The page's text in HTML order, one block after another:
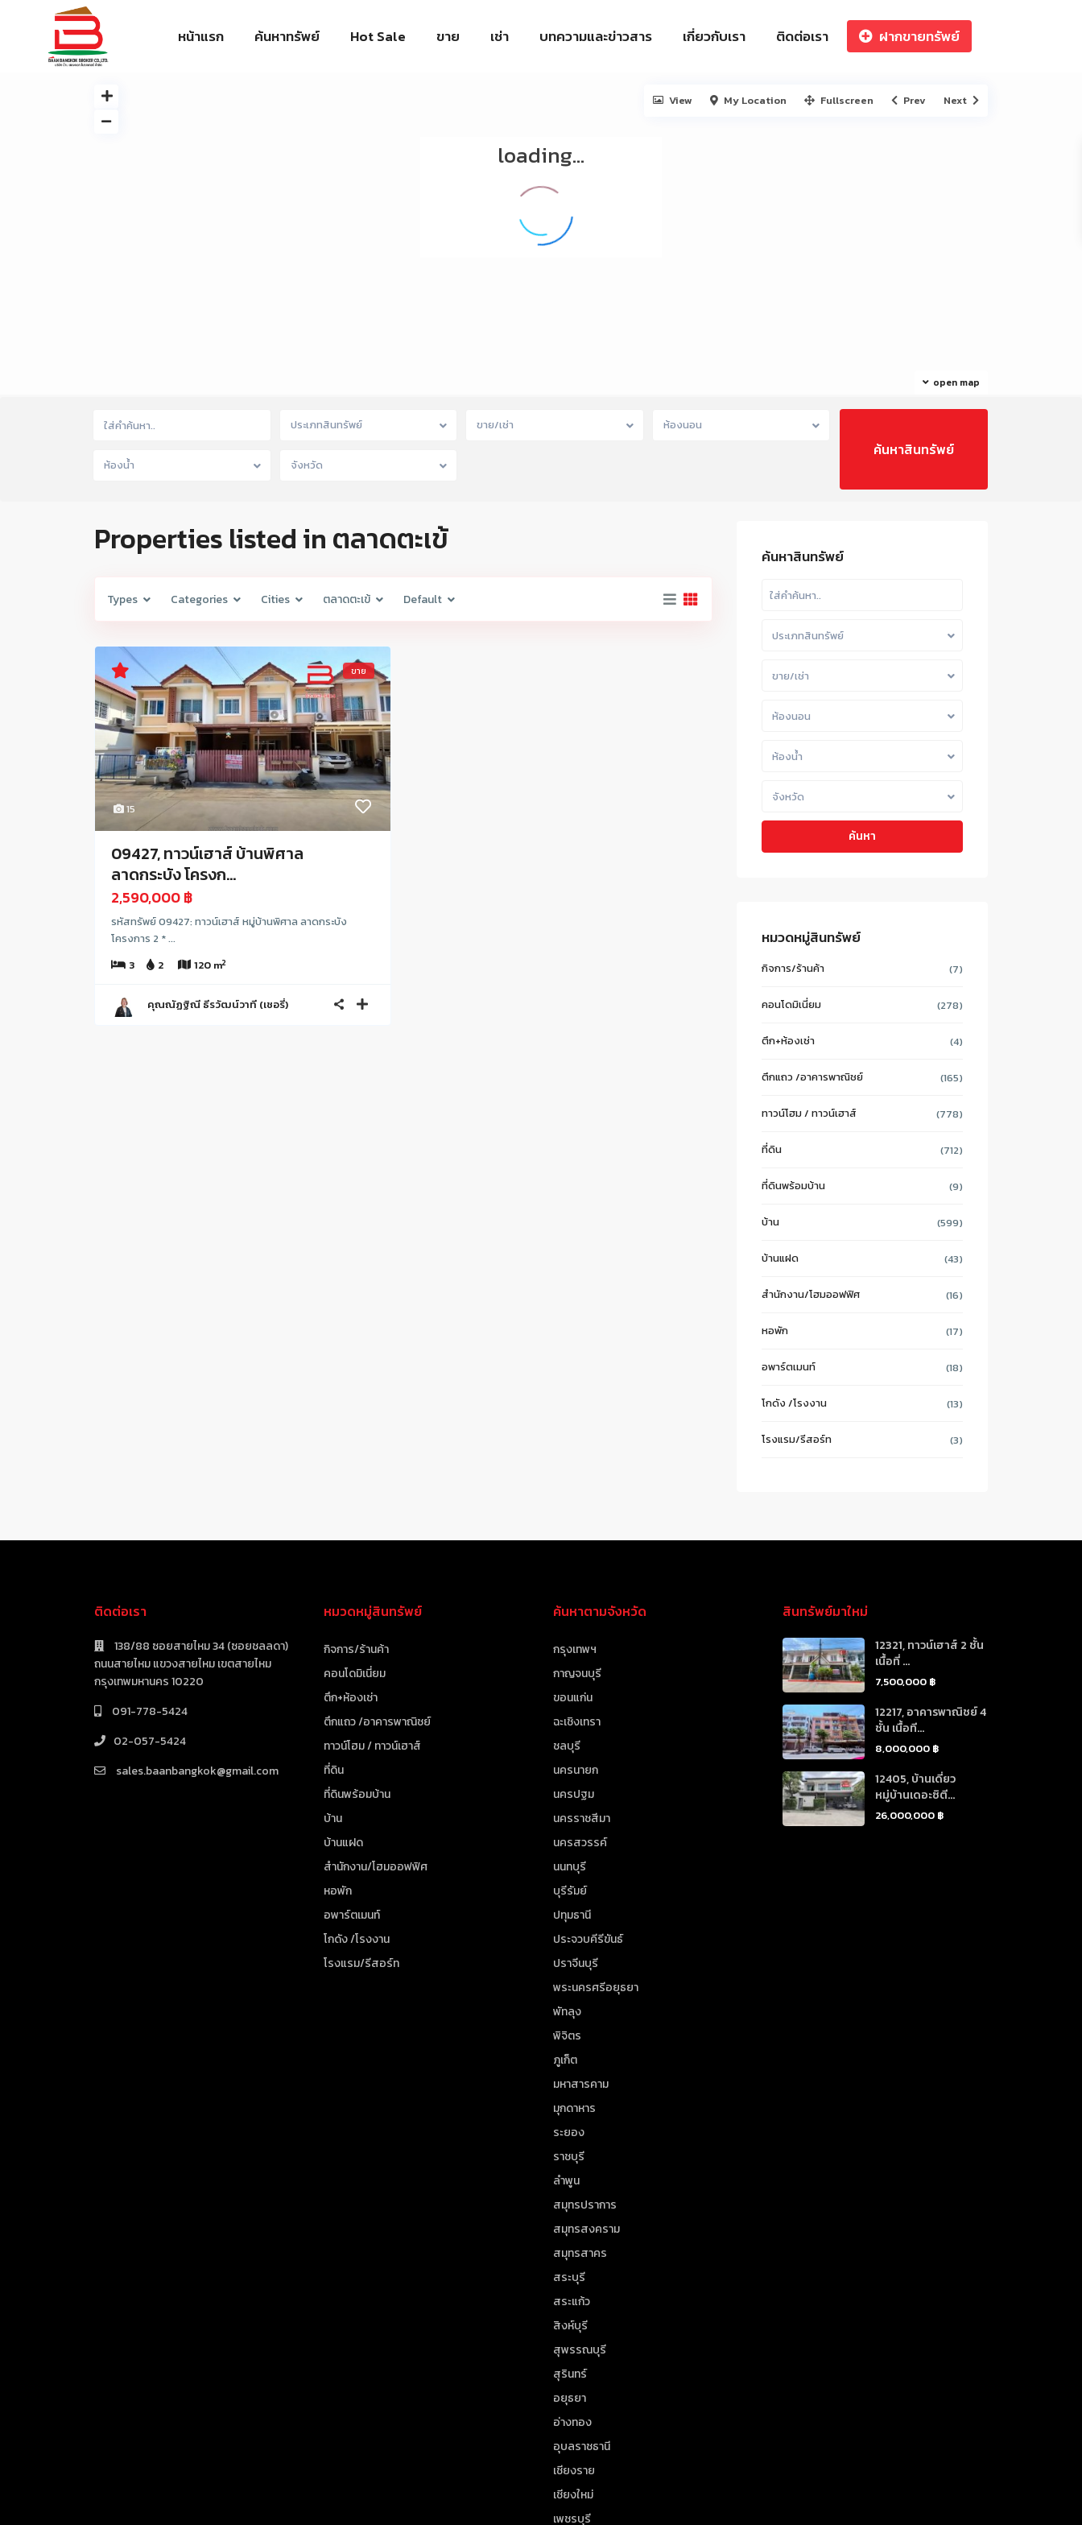
หน้าแรก ค้นหาทรัพย์ Hot Sale ขาย เช่า บทความและข่าวสาร เกี่ยวกับเรา ติดต่อเรา ฝากขายทรัพย์
loading...
open map
View My Location Fullscreen Prev Next
ประเภทสินทรัพย์ ขาย/เช่า ห้องนอน
ห้องน้ำ จังหวัด
Properties listed in ตลาดตะเข้
Types Categories Cities ตลาดตะเข้ Default
15
ขาย
09427, ทาวน์เฮาส์ บ้านพิศาล
ลาดกระบัง โครงก...
2,590,000 ฿
รหัสทรัพย์ 09427: ทาวน์เฮาส์ หมู่บ้านพิศาล ลาดกระบัง
โครงการ 2 * ...
3
2 120 m2
คุณณัฏฐิณี ธีรวัฒน์วาที (เชอรี่)
ค้นหาสินทรัพย์
ประเภทสินทรัพย์
ขาย/เช่า
ห้องนอน
ห้องน้ำ
จังหวัด
ค้นหา
หมวดหมู่สินทรัพย์
กิจการ/ร้านค้า (7)
คอนโดมิเนี่ยม (278)
ตึก+ห้องเช่า (4)
ตึกแถว /อาคารพาณิชย์ (165)
ทาวน์โฮม / ทาวน์เฮาส์ (778)
ที่ดิน (712)
ที่ดินพร้อมบ้าน (9)
บ้าน (599)
บ้านแฝด (43)
สำนักงาน/โฮมออฟฟิศ (16)
หอพัก (17)
อพาร์ตเมนท์ (18)
โกดัง /โรงงาน (13)
โรงแรม/รีสอร์ท (3)
ติดต่อเรา
138/88 ซอยสายไหม 34 (ซอยชลลดา)
ถนนสายไหม แขวงสายไหม เขตสายไหม
กรุงเทพมหานคร 10220
091-778-5424
02-057-5424
sales.baanbangkok@gmail.com
หมวดหมู่สินทรัพย์
กิจการ/ร้านค้า
คอนโดมิเนี่ยม
ตึก+ห้องเช่า
ตึกแถว /อาคารพาณิชย์
ทาวน์โฮม / ทาวน์เฮาส์
ที่ดิน
ที่ดินพร้อมบ้าน
บ้าน
บ้านแฝด
สำนักงาน/โฮมออฟฟิศ
หอพัก
อพาร์ตเมนท์
โกดัง /โรงงาน
โรงแรม/รีสอร์ท
ค้นหาตามจังหวัด
กรุงเทพฯ
กาญจนบุรี
ขอนแก่น
ฉะเชิงเทรา
ชลบุรี
นครนายก
นครปฐม
นครราชสีมา
นครสวรรค์
นนทบุรี
บุรีรัมย์
ปทุมธานี
ประจวบคีรีขันธ์
ปราจีนบุรี
พระนครศรีอยุธยา
พัทลุง
พิจิตร
ภูเก็ต
มหาสารคาม
มุกดาหาร
ระยอง
ราชบุรี
ลำพูน
สมุทรปราการ
สมุทรสงคราม
สมุทรสาคร
สระบุรี
สระแก้ว
สิงห์บุรี
สุพรรณบุรี
สุรินทร์
อยุธยา
อ่างทอง
อุบลราชธานี
เชียงราย
เชียงใหม่
เพชรบุรี
สินทรัพย์มาใหม่
12321, ทาวน์เฮาส์ 2 ชั้น
เนื้อที่ ...
7,500,000 ฿
12217, อาคารพาณิชย์ 4
ชั้น เนื้อที...
8,000,000 ฿
12405, บ้านเดี่ยว
หมู่บ้านเดอะซิตี...
26,000,000 ฿